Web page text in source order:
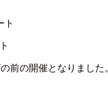
前の開催となりました。